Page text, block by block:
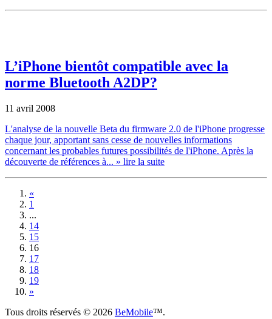
L’iPhone bientôt compatible avec la
norme Bluetooth A2DP?
11 avril 2008
L'analyse de la nouvelle Beta du firmware 2.0 de l'iPhone progresse
chaque jour, apportant sans cesse de nouvelles informations
concernant les probables futures possibilités de l'iPhone. Après la
découverte de références à... » lire la suite
«
1
...
14
15
16
17
18
19
»
Tous droits réservés © 2026 BeMobile™.